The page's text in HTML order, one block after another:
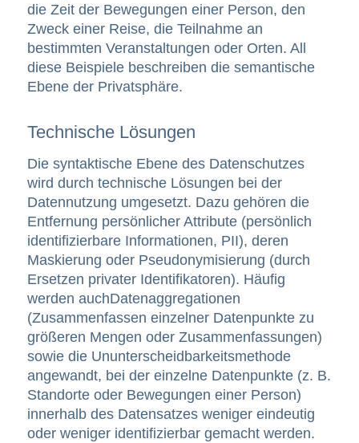
die Zeit der Bewegungen einer Person, den
Zweck einer Reise, die Teilnahme an
bestimmten Veranstaltungen oder Orten. All
diese Beispiele beschreiben die semantische
Ebene der Privatsphäre.
Technische Lösungen
Die syntaktische Ebene des Datenschutzes
wird durch technische Lösungen bei der
Datennutzung umgesetzt. Dazu gehören die
Entfernung persönlicher Attribute (persönlich
identifizierbare Informationen, PII), deren
Maskierung oder Pseudonymisierung (durch
Ersetzen privater Identifikatoren). Häufig
werden auchDatenaggregationen
(Zusammenfassen einzelner Datenpunkte zu
größeren Mengen oder Zusammenfassungen)
sowie die Ununterscheidbarkeitsmethode
angewandt, bei der einzelne Datenpunkte (z. B.
Standorte oder Bewegungen einer Person)
innerhalb des Datensatzes weniger eindeutig
oder weniger identifizierbar gemacht werden.